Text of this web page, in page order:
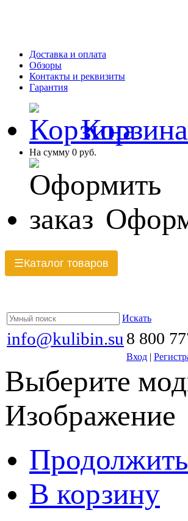
Доставка и оплата
Обзоры
Контакты и реквизиты
Гарантия
Корзина
На сумму 0 руб.
☰Каталог товаров
Искать
info@kulibin.su 8 800
Вход |
Выберите
Изображение
В корзину